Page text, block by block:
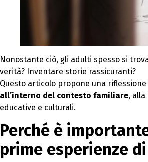
Nonostante ciò, gli adulti spesso si
verità? Inventare storie rassicuranti?
Questo articolo propone una
all’interno del contesto familiare,
educative e culturali.
Perché è
prime esperienze